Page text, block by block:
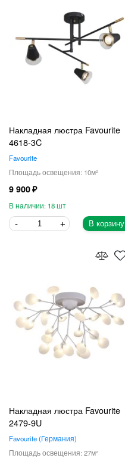
Накладная люстра Favourite
4618-3C
Favourite
10
9 900
18
В корзину
Накладная люстра Favourite
2479-9U
Favourite Германия
27